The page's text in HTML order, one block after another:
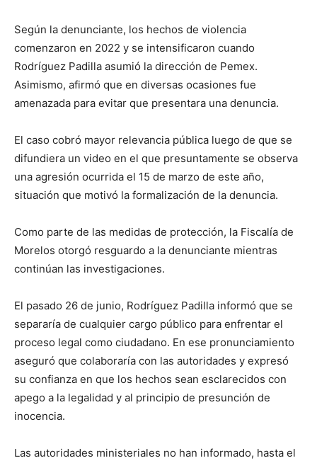
Según la denunciante, los hechos de violencia
comenzaron en 2022 y se intensificaron cuando
Rodríguez Padilla asumió la dirección de Pemex.
Asimismo, afirmó que en diversas ocasiones fue
amenazada para evitar que presentara una denuncia.
El caso cobró mayor relevancia pública luego de que se
difundiera un video en el que presuntamente se observa
una agresión ocurrida el 15 de marzo de este año,
situación que motivó la formalización de la denuncia.
Como parte de las medidas de protección, la Fiscalía de
Morelos otorgó resguardo a la denunciante mientras
continúan las investigaciones.
El pasado 26 de junio, Rodríguez Padilla informó que se
separaría de cualquier cargo público para enfrentar el
proceso legal como ciudadano. En ese pronunciamiento
aseguró que colaboraría con las autoridades y expresó
su confianza en que los hechos sean esclarecidos con
apego a la legalidad y al principio de presunción de
inocencia.
Las autoridades ministeriales no han informado, hasta el